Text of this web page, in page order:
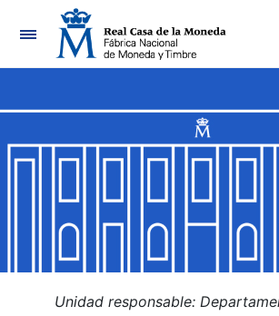
Navegación
Mostrar/Ocultar
Mostrar/Ocultar
Mostrar/Ocultar
Unidad responsable: